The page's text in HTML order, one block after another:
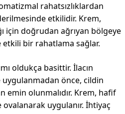
rahatsızlıklardan
etkilidir. Krem,
için doğrudan ağrıyan bölgeye
etkili bir rahatlama sağlar.
oldukça basittir. İlacın
uygulanmadan önce, cildin
emin olunmalıdır. Krem, hafif
uygulanır. İhtiyaç